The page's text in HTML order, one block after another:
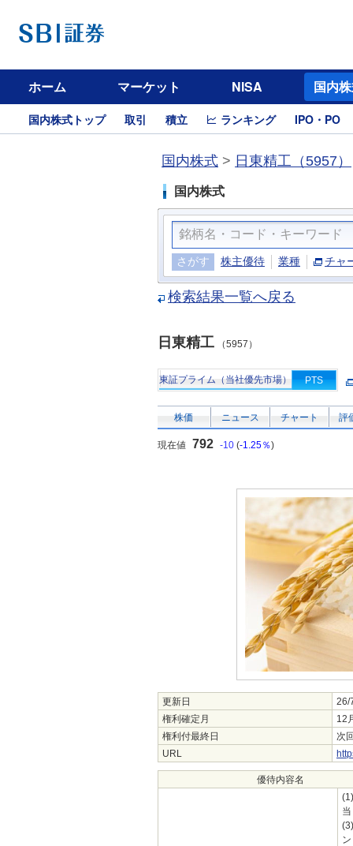
ホーム マーケット NISA 国内
国内株式トップ 取引 積立 ランキング IPO・PO
国内株式 > 日東精工（5957）
国内株式
さがす 株主優待 業種 チャ
検索結果一覧へ戻る
日東精工 （5957）
東証プライム（当社優先市場） PTS
株価 ニュース チャート 評
現在値 792 -10 (-1.25％)
更新日
26/
権利確定月
12
権利付最終日
次
URL
優待内容名